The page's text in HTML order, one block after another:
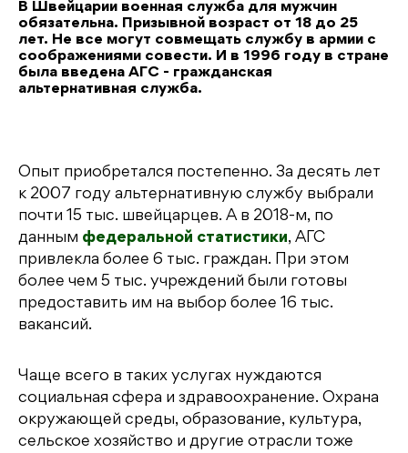
В Швейцарии военная служба для мужчин
обязательна. Призывной возраст от 18 до 25
лет. Не все могут совмещать службу в армии с
соображениями совести. И в 1996 году в стране
была введена АГС - гражданская
альтернативная служба.
Опыт приобретался постепенно. За десять лет
к 2007 году альтернативную службу выбрали
почти 15 тыс. швейцарцев. А в 2018-м, по
данным федеральной статистики, АГС
привлекла более 6 тыс. граждан. При этом
более чем 5 тыс. учреждений были готовы
предоставить им на выбор более 16 тыс.
вакансий.
Чаще всего в таких услугах нуждаются
социальная сфера и здравоохранение. Охрана
окружающей среды, образование, культура,
сельское хозяйство и другие отрасли тоже